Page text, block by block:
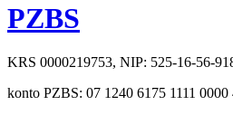
PZBS
KRS 0000219753, NIP: 525-16-56-
konto PZBS: 07 1240 6175 1111 0000